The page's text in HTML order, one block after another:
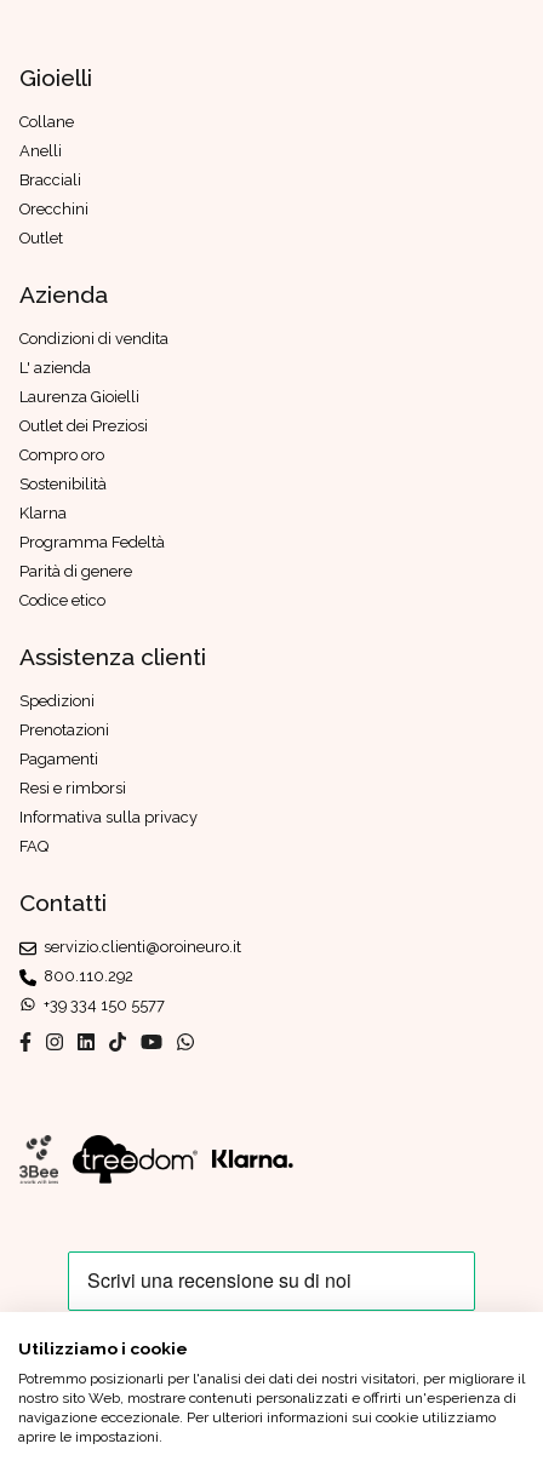
Gioielli
Collane
Anelli
Bracciali
Orecchini
Outlet
Azienda
Condizioni di vendita
L' azienda
Laurenza Gioielli
Outlet dei Preziosi
Compro oro
Sostenibilità
Klarna
Programma Fedeltà
Parità di genere
Codice etico
Assistenza clienti
Spedizioni
Prenotazioni
Pagamenti
Resi e rimborsi
Informativa sulla privacy
FAQ
Contatti
servizio.clienti@oroineuro.it
800.110.292
+39 334 150 5577
Oro In Euro Italia S.p.A. - Sede Legale: Piazza IV Novembre, 4 - 20124
Milano - Sede Operativa: Via XX Settembre, 6 - 21013 Gallarate (VA)
Tel.
+39 0331 799 920
Utilizziamo i cookie
Potremmo posizionarli per l'analisi dei dati dei nostri visitatori, per migliorare il
nostro sito Web, mostrare contenuti personalizzati e offrirti un'esperienza di
navigazione eccezionale. Per ulteriori informazioni sui cookie utilizziamo
aprire le impostazioni.